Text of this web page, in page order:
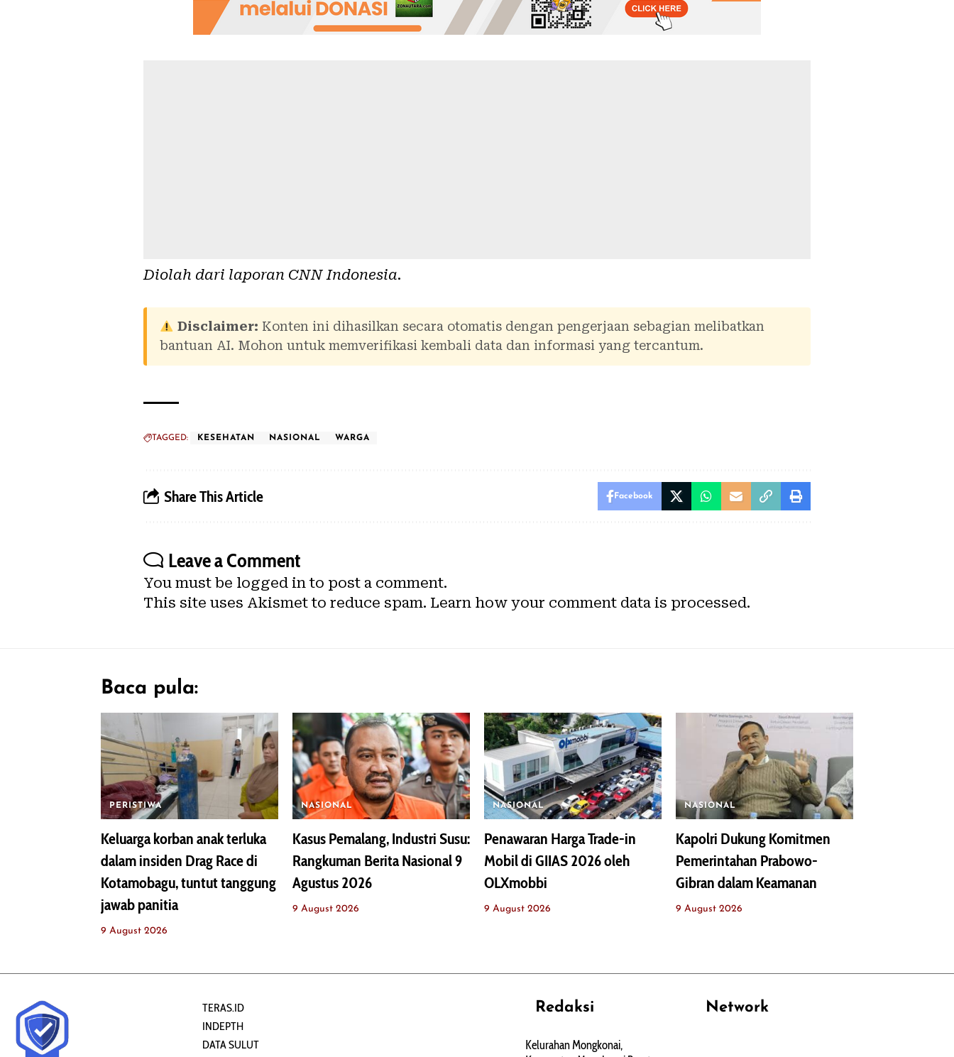
Diolah dari laporan CNN Indonesia.
Disclaimer: Konten ini dihasilkan secara otomatis dengan pengerjaan sebagian melibatkan
bantuan AI. Mohon untuk memverifikasi kembali data dan informasi yang tercantum.
TAGGED: KESEHATAN NASIONAL WARGA
Share This Article Facebook
Leave a Comment
You must be logged into post a comment.
This site uses Akismet to reduce spam. Learn how your comment data is processed.
Baca pula:
PERISTIWA
Keluarga korban anak terluka
dalam insiden Drag Race di
Kotamobagu, tuntut tanggung
jawab panitia
9 August 2026
NASIONAL
Kasus Pemalang, Industri Susu:
Rangkuman Berita Nasional 9
Agustus 2026
9 August 2026
NASIONAL
Penawaran Harga Trade-in
Mobil di GIIAS 2026 oleh
OLXmobbi
9 August 2026
NASIONAL
Kapolri Dukung Komitmen
Pemerintahan Prabowo-
Gibran dalam Keamanan
9 August 2026
TERAS.ID
INDEPTH
DATA SULUT
Redaksi
Kelurahan Mongkonai,
Network